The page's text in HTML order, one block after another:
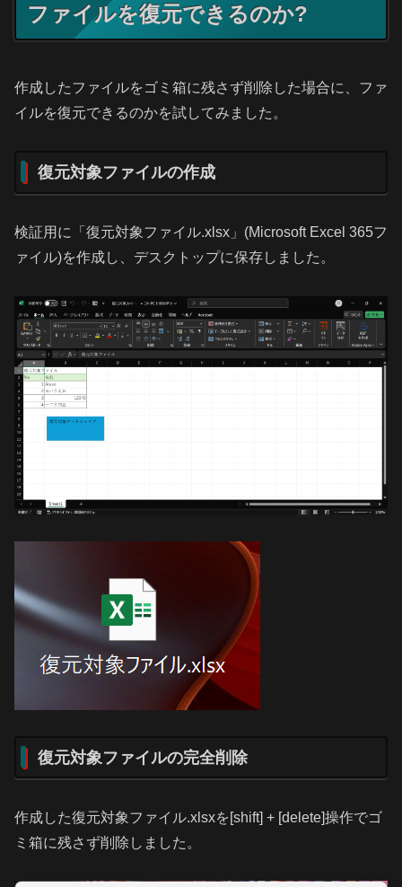
ファイルを復元できるのか?
作成したファイルをゴミ箱に残さず削除した場合に、ファ
イルを復元できるのかを試してみました。
復元対象ファイルの作成
検証用に「復元対象ファイル.xlsx」(Microsoft Excel 365フ
ァイル)を作成し、デスクトップに保存しました。
復元対象ファイルの完全削除
作成した復元対象ファイル.xlsxを[shift] + [delete]操作でゴ
ミ箱に残さず削除しました。